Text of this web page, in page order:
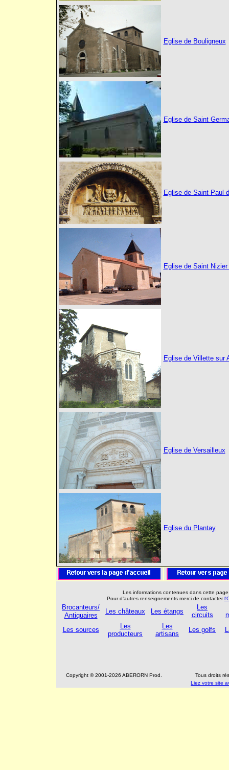
Eglise de Bouligneux
Eglise de Saint
Eglise de Saint Paul
Eglise de Saint
Eglise de Villette sur
Eglise de Versailleux
Eglise du Plantay
Les informations contenues dans cette
Pour d'autres renseignements merci de contacter
Brocanteurs/
Antiquaires
Les châteaux Les étangs
Les
circuits
Les sources
Les
producteurs
Les
artisans
Les golfs
Copyright © 2001-2026 ABERORN Prod.
Tous droits
Liez votre site